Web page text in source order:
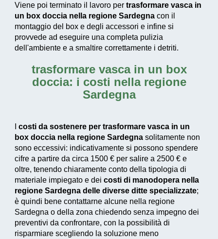
Viene poi terminato il lavoro per trasformare vasca in
un box doccia nella regione Sardegna con il
montaggio del box e degli accessori e infine si
provvede ad eseguire una completa pulizia
dell'ambiente e a smaltire correttamente i detriti.
trasformare vasca in un box
doccia: i costi nella regione
Sardegna
costi da sostenere per trasformare vasca in un
box doccia nella regione Sardegna solitamente non
sono eccessivi: indicativamente si possono spendere
cifre a partire da circa 1500 € per salire a 2500 € e
oltre, tenendo chiaramente conto della tipologia di
materiale impiegato e dei costi di manodopera nella
regione Sardegna delle diverse ditte specializzate;
è quindi bene contattarne alcune nella regione
Sardegna o della zona chiedendo senza impegno dei
preventivi da confrontare, con la possibilità di
risparmiare scegliendo la soluzione meno